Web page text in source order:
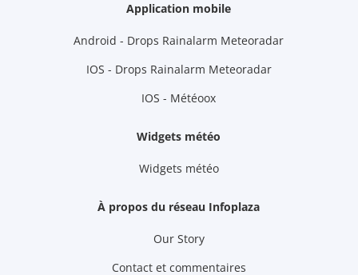
Application mobile
Android - Drops Rainalarm Meteoradar
IOS - Drops Rainalarm Meteoradar
IOS - Météoox
Widgets météo
Widgets météo
À propos du réseau Infoplaza
Our Story
Contact et commentaires